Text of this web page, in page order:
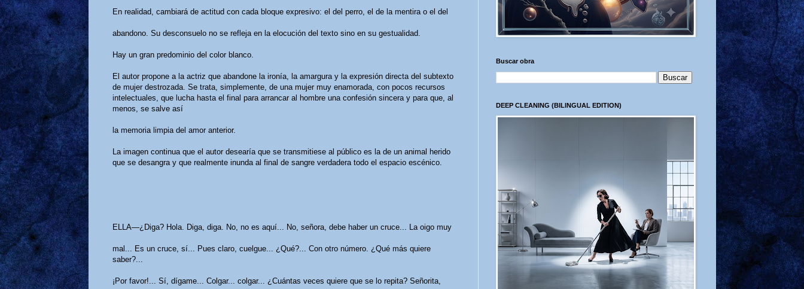
En realidad, cambiará de actitud con cada bloque expresivo: el del perro, el de la mentira o el del
abandono. Su desconsuelo no se refleja en la elocución del texto sino en su gestualidad.
Hay un gran predominio del color blanco.
El autor propone a la actriz que abandone la ironía, la amargura y la expresión directa del subtexto
de mujer destrozada. Se trata, simplemente, de una mujer muy enamorada, con pocos recursos
intelectuales, que lucha hasta el final para arrancar al hombre una confesión sincera y para que, al
menos, se salve así
la memoria limpia del amor anterior.
La imagen continua que el autor desearía que se transmitiese al público es la de un animal herido
que se desangra y que realmente inunda al final de sangre verdadera todo el espacio escénico.
ELLA—¿Diga? Hola. Diga, diga. No, no es aquí... No, señora, debe haber un cruce... La oigo muy
mal... Es un cruce, sí... Pues claro, cuelgue... ¿Qué?... Con otro número. ¿Qué más quiere
saber?...
¡Por favor!... Sí, dígame... Colgar... colgar... ¿Cuántas veces quiere que se lo repita? Señorita,
Buscar obra
DEEP CLEANING (BILINGUAL EDITION)